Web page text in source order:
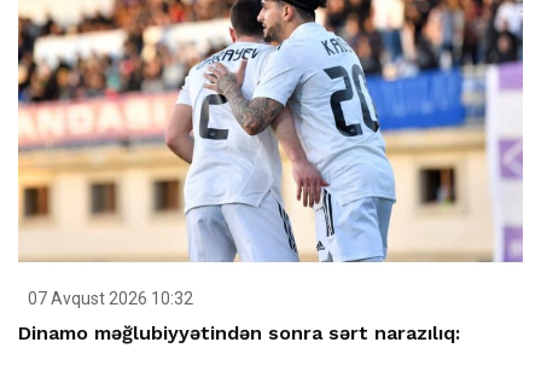
07 Avqust 2026 10:32
Dinamo məğlubiyyətindən sonra sərt narazılıq: